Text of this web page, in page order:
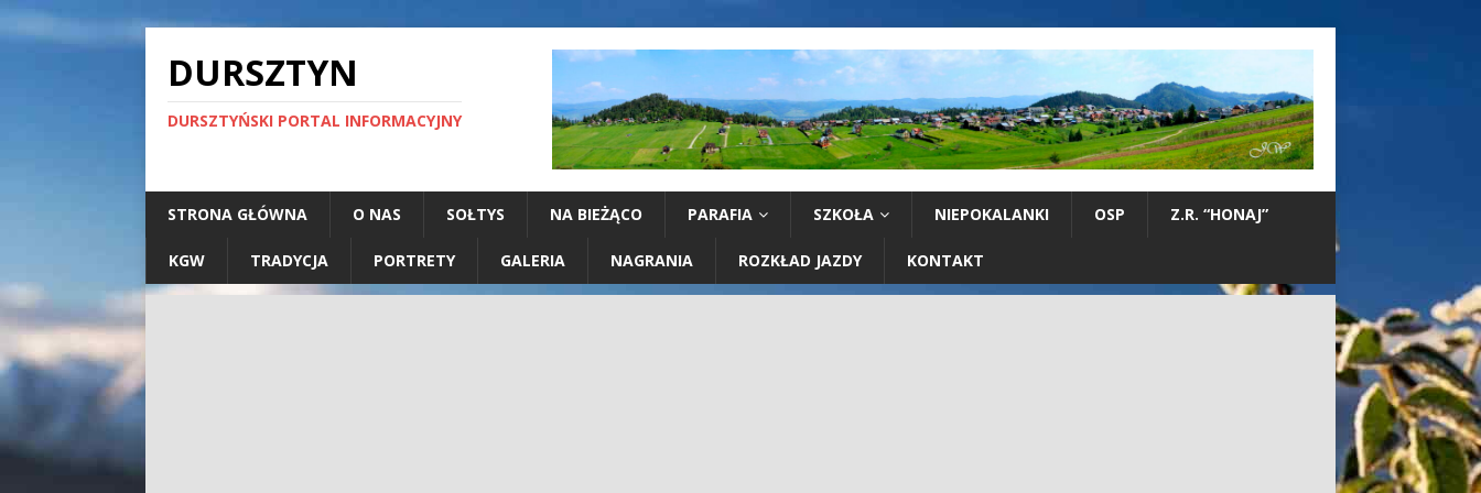
DURSZTYN
DURSZTYŃSKI PORTAL INFORMACYJNY
STRONA GŁÓWNA O NAS SOŁTYS NA BIEŻĄCO PARAFIA SZKOŁA NIEPOKALANKI OSP Z.R. “HONAJ”
KGW TRADYCJA PORTRETY GALERIA NAGRANIA ROZKŁAD JAZDY KONTAKT